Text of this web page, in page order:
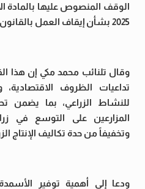
2025 بشأن إيقاف العمل بالقانون رقم 113 لسنة 1939.
وقال تلنائب محمد مكي إن هذا
تداعيات الظروف
للنشاط الزراعي، بما يضمن
المزارعين على التوسع في
وتخفيفاً من حدة تكاليف الإنتاج
ودعا إلى أهمية توفير